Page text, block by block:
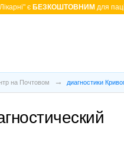
є БЕЗКОШТОВНИМ для
на Почтовом диагностики